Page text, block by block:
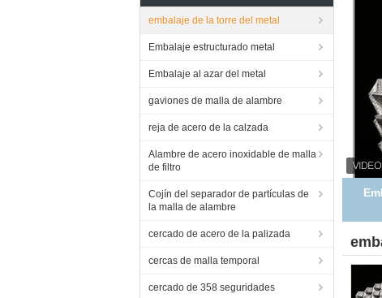
embalaje de la torre del metal
Embalaje estructurado metal
Embalaje al azar del metal
gaviones de malla de alambre
reja de acero de la calzada
Alambre de acero inoxidable de malla
de filtro
Cojín del separador de partículas de
la malla de alambre
cercado de acero de la palizada
cercas de malla temporal
cercado de 358 seguridades